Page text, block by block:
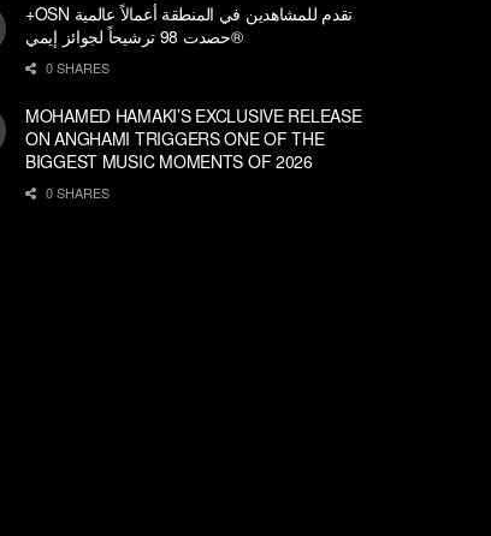
+OSN تقدم للمشاهدين في المنطقة أعمالاً عالمية
حصدت 98 ترشيحاً لجوائز إيمي®
0 SHARES
MOHAMED HAMAKI’S EXCLUSIVE RELEASE
ON ANGHAMI TRIGGERS ONE OF THE
BIGGEST MUSIC MOMENTS OF 2026
0 SHARES